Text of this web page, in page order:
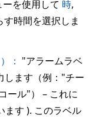
を使用して 時,
時間を選択しま
： "アラームラベ
します（例："チー
ール"） – これに
ます ). このラベル